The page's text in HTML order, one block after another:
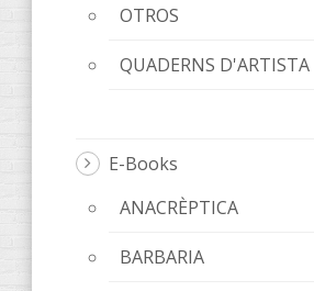
OTROS
QUADERNS D'ARTISTA
E-Books
ANACRÈPTICA
BARBARIA